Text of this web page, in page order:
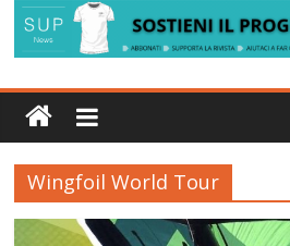
Wingfoil World Tour